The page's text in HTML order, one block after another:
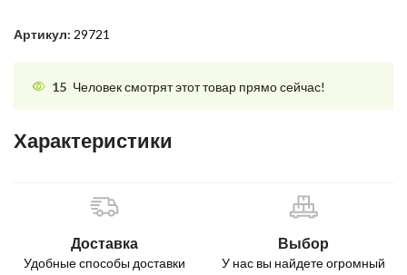
Артикул: 29721
15 Человек смотрят этот товар прямо сейчас!
Характеристики
Доставка
Удобные способы доставки
Выбор
У нас вы найдете огромный